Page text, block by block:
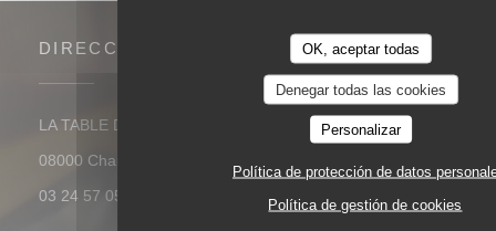
OK, aceptar todas
Denegar todas las cookies
Personalizar
Política de protección de datos
Política de gestión de cookies
DIRECCIÓN
LA TABLE D'ARTHUR - 9 RUE PIERRE BEREGOVOY
08000 Charleville-Mézières
03 24 57 05 64